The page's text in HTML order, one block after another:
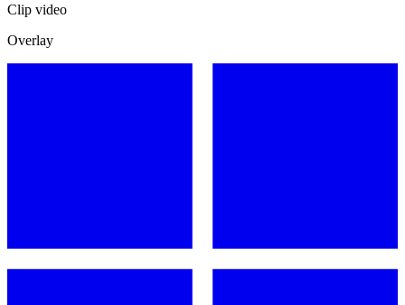
Clip video
Overlay